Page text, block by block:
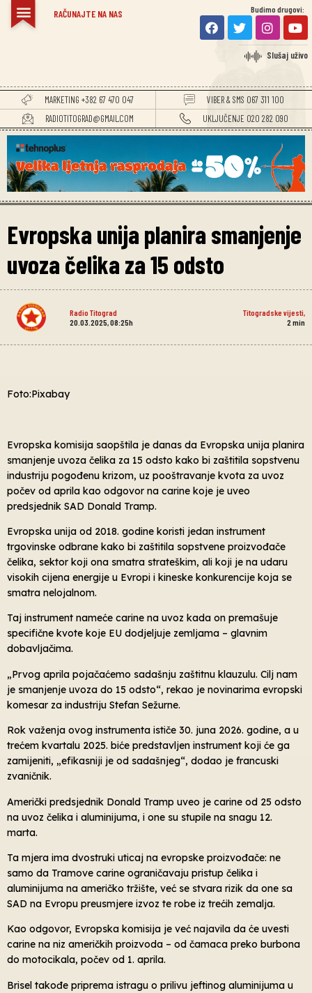
RAČUNAJTE NA NAS Budimo drugovi:
Slušaj uživo
MARKETING +382 67 470 047
VIBER & SMS 067 311 100
RADIOTITOGRAD@GMAIL.COM
UKLJUČENJE 020 282 090
Evropska unija planira smanjenje
uvoza čelika za 15 odsto
Radio Titograd Titogradske vijesti
20.03.2025, 08:25h
2 min
Foto:Pixabay
Evropska komisija saopštila je danas da Evropska unija planira
smanjenje uvoza čelika za 15 odsto kako bi zaštitila sopstvenu
industriju pogođenu krizom, uz pooštravanje kvota za uvoz
počev od aprila kao odgovor na carine koje je uveo
predsjednik SAD Donald Tramp.
Evropska unija od 2018. godine koristi jedan instrument
trgovinske odbrane kako bi zaštitila sopstvene proizvođače
čelika, sektor koji ona smatra strateškim, ali koji je na udaru
visokih cijena energije u Evropi i kineske konkurencije koja se
smatra nelojalnom.
Taj instrument nameće carine na uvoz kada on premašuje
specifične kvote koje EU dodjeljuje zemljama – glavnim
dobavljačima.
„Prvog aprila pojačaćemo sadašnju zaštitnu klauzulu. Cilj nam
je smanjenje uvoza do 15 odsto“, rekao je novinarima evropski
komesar za industriju Stefan Sežurne.
Rok važenja ovog instrumenta ističe 30. juna 2026. godine, a u
trećem kvartalu 2025. biće predstavljen instrument koji će ga
zamijeniti, „efikasniji je od sadašnjeg“, dodao je francuski
zvaničnik.
Američki predsjednik Donald Tramp uveo je carine od 25 odsto
na uvoz čelika i aluminijuma, i one su stupile na snagu 12.
marta.
Ta mjera ima dvostruki uticaj na evropske proizvođače: ne
samo da Tramove carine ograničavaju pristup čelika i
aluminijuma na američko tržište, već se stvara rizik da one sa
SAD na Evropu preusmjere izvoz te robe iz trećih zemalja.
Kao odgovor, Evropska komisija je već najavila da će uvesti
carine na niz američkih proizvoda – od čamaca preko burbona
do motocikala, počev od 1. aprila.
Brisel takođe priprema istragu o prilivu jeftinog aluminijuma u